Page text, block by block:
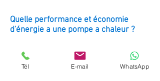
Quelle performance et économie
d'énergie a une pompe a chaleur ?
la consommation électrique est faite
par la différence d'énergie consommée
Tél E-mail WhatsApp